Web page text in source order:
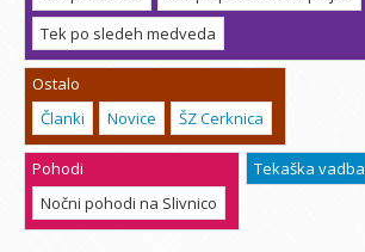
Tek po sledeh medveda
Ostalo
Članki
Novice ŠZ Cerknica
Pohodi
Nočni pohodi na Slivnico
Tekaška vadba